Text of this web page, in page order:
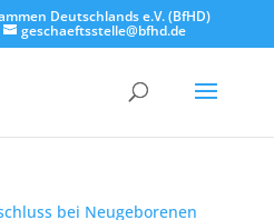
Deutschlands e.V. (BfHD)
geschaeftsstelle@bfhd.de